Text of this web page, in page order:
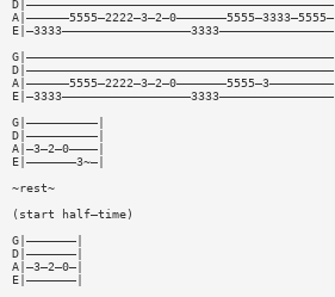
D|———————————————————————————————————————————|
A|——————5555—2222—3—2—0———————5555—3333—5555—|
E|—3333——————————————————3333————————————————|
G|———————————————————————————————————————————|
D|———————————————————————————————————————————|
A|——————5555—2222—3—2—0———————5555—3—————————|
E|—3333——————————————————3333————————————————|
G|——————————|
D|——————————|
A|—3—2—0————|
E|———————3~—|
~rest~
(start half—time)
G|———————|
D|———————|
A|—3—2—0—|
E|———————|